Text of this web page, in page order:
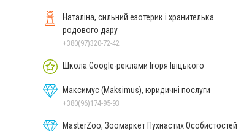
Наталіна, сильний езотерик і хранителька
родового дару
+380(97)320-72-42
Школа Google-реклами Ігоря Івіцького
Максимус (Maksimus), юридичні послуги
+380(96)174-95-93
MasterZoo, Зоомаркет Пухнастих Особистостей